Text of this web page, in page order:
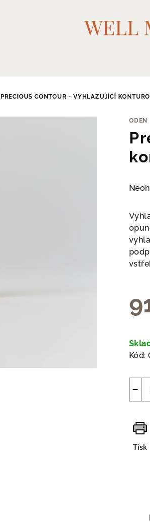
PRECIOUS CONTOUR - VYHLAZUJÍCÍ
ODEN
je
0,0
5
cena:
Kód:
−
Tisk